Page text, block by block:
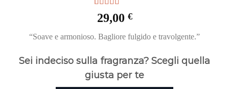
Valutato
4.88su 5 su
8
recensioni
29,00 €
“Soave e armonioso. Bagliore fulgido e travolgente.”
Sei indeciso sulla fragranza? Scegli quella
giusta per te